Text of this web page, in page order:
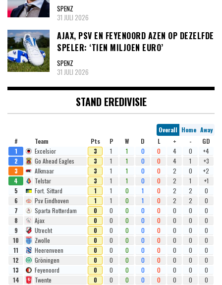
SPENZ
31 JULI 2026
AJAX, PSV EN FEYENOORD AZEN OP DEZELFDE
SPELER: ‘TIEN MILJOEN EURO’
SPENZ
31 JULI 2026
STAND EREDIVISIE
Overall Home Away
#
Team Pts P W D L + -
GD
1
Excelsior 3 1 1 0 0 4 0
+4
2
Go Ahead Eagles 3 1 1 0 0 4 1
+3
3
Alkmaar 3 1 1 0 0 2 0
+2
4
Telstar 3 1 1 0 0 2 1
+1
5
Fort. Sittard 1 1 0 1 0 2 2
0
6
Psv Eindhoven 1 1 0 1 0 2 2
0
7
Sparta Rotterdam 0 0 0 0 0 0 0
0
8
Ajax 0 0 0 0 0 0 0
0
9
Utrecht 0 0 0 0 0 0 0
0
10
Zwolle 0 0 0 0 0 0 0
0
11
Heerenveen 0 0 0 0 0 0 0
0
12
Gröningen 0 0 0 0 0 0 0
0
13
Feyenoord 0 0 0 0 0 0 0
0
14
Twente 0 0 0 0 0 0 0
0